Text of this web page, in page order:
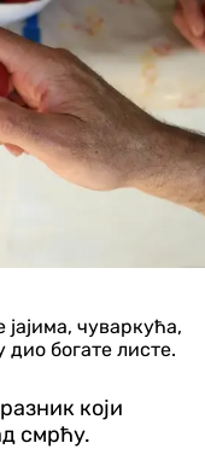
чуваркућа,
богате листе.
који
смрћу.